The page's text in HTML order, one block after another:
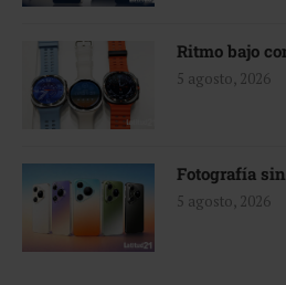
Ritmo bajo
5 agosto, 2026
Fotografía
5 agosto, 2026